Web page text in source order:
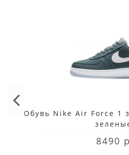
Обувь Nike Air Force 1
8490 р